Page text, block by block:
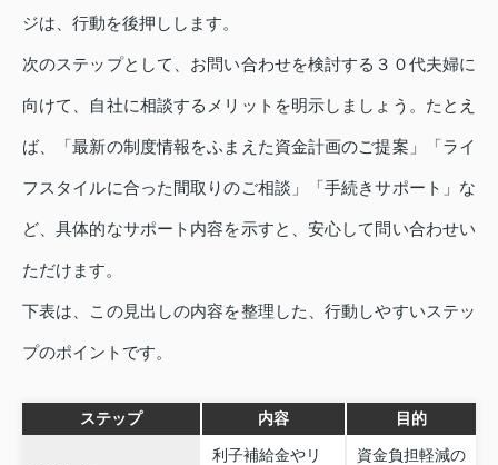
ジは、行動を後押しします。
次のステップとして、お問い合わせを検討する３０代夫婦に
向けて、自社に相談するメリットを明示しましょう。たとえ
ば、「最新の制度情報をふまえた資金計画のご提案」「ライ
フスタイルに合った間取りのご相談」「手続きサポート」な
ど、具体的なサポート内容を示すと、安心して問い合わせい
ただけます。
下表は、この見出しの内容を整理した、行動しやすいステッ
プのポイントです。
ステップ 内容 目的
利子補給金やリ
資金負担軽減の